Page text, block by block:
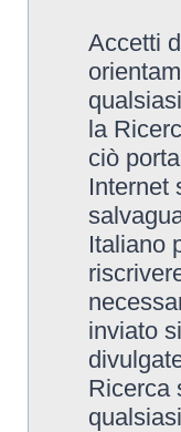
Accetti
la
ciò
Internet
Italiano
inviato
Ricerca